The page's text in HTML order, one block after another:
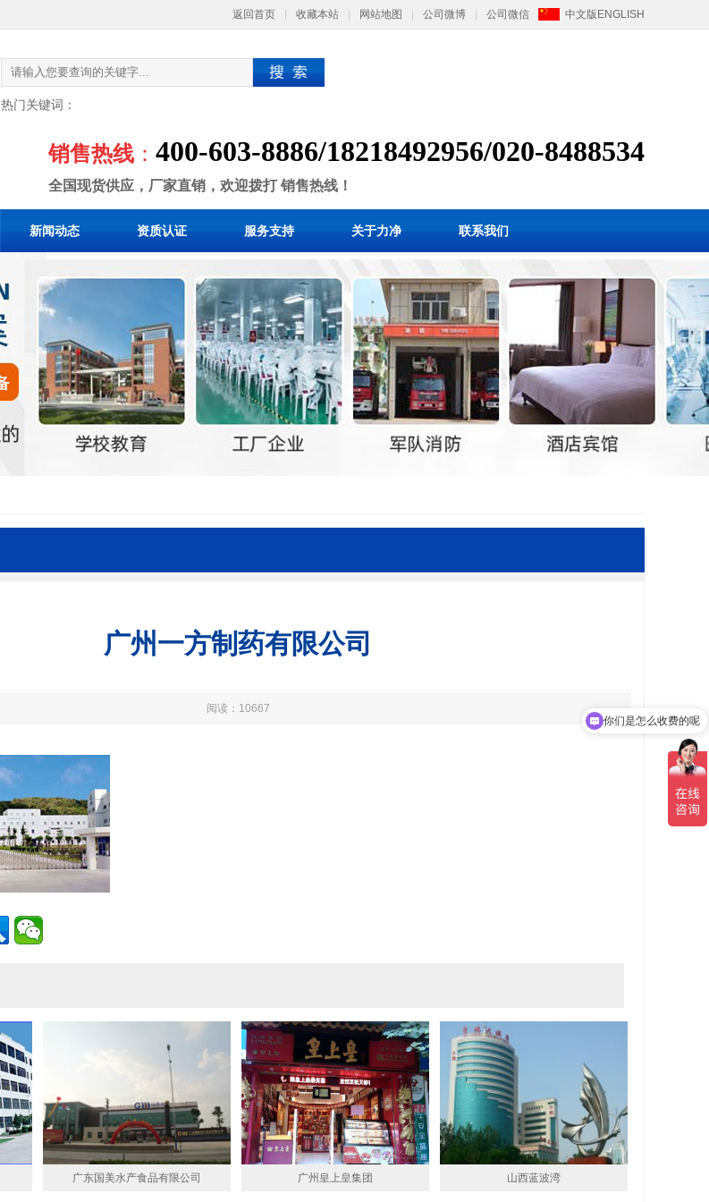
返回首页 收藏本站 网站地图 公司微博 公司微信 中文版 ENGLISH
热门关键词：
销售热线 ： 400-603-8886/18218492956/020-8488534
全国现货供应，厂家直销，欢迎拨打 销售热线！
新闻动态 资质认证 服务支持 关于力净 联系我们
广州一方制药有限公司
阅读：10667
广东国美水产食品有限公司 广州皇上皇集团 山西蓝波湾
你们是怎么收费的呢